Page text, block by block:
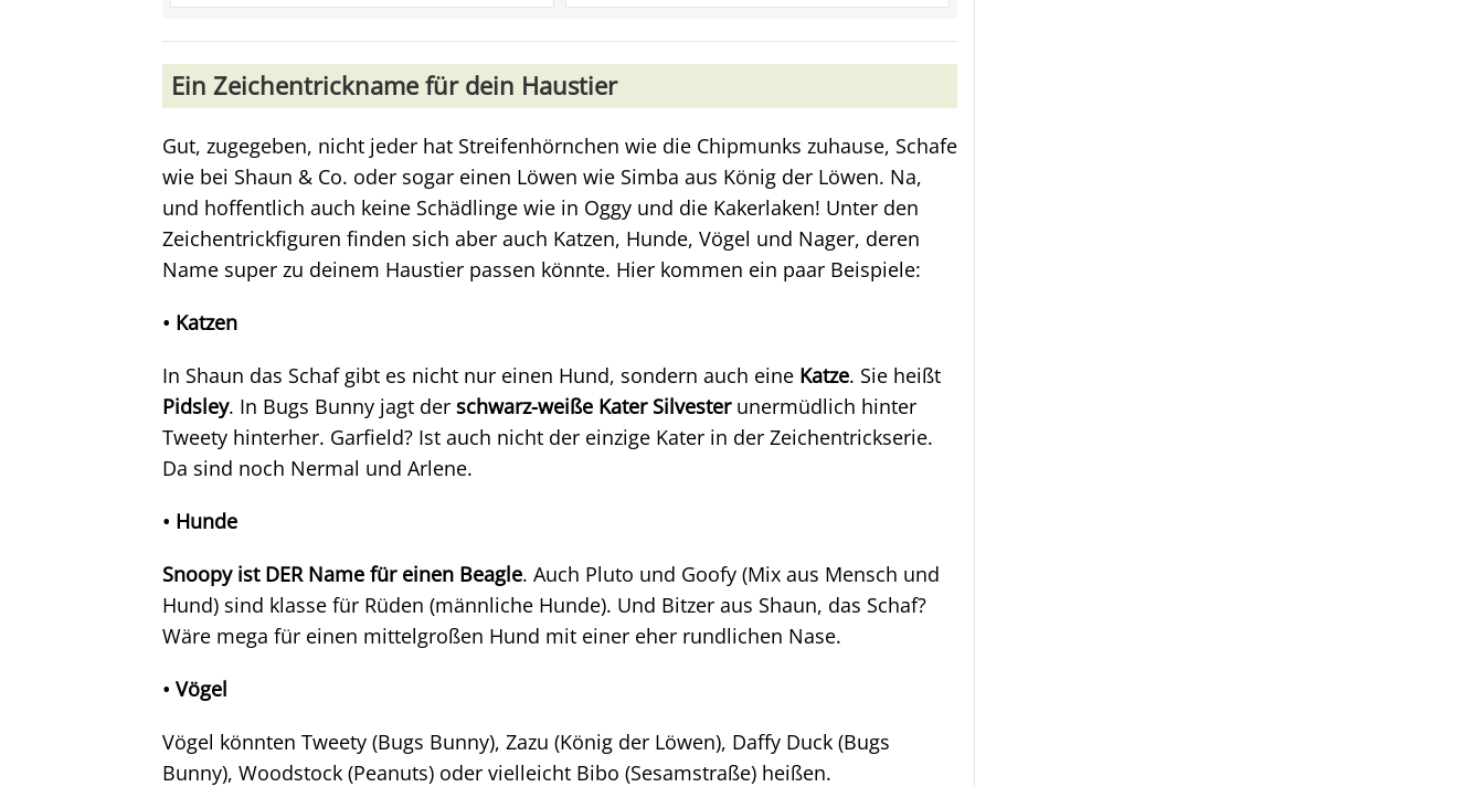
Ein Zeichentrickname für dein Haustier
Gut, zugegeben, nicht jeder hat Streifenhörnchen wie die Chipmunks zuhause, Schafe
wie bei Shaun & Co. oder sogar einen Löwen wie Simba aus König der Löwen. Na,
und hoffentlich auch keine Schädlinge wie in Oggy und die Kakerlaken! Unter den
Zeichentrickfiguren finden sich aber auch Katzen, Hunde, Vögel und Nager, deren
Name super zu deinem Haustier passen könnte. Hier kommen ein paar Beispiele:
• Katzen
In Shaun das Schaf gibt es nicht nur einen Hund, sondern auch eine Katze. Sie heißt
Pidsley. In Bugs Bunny jagt der schwarz-weiße Kater Silvesterunermüdlich hinter
Tweety hinterher. Garfield? Ist auch nicht der einzige Kater in der Zeichentrickserie.
Da sind noch Nermal und Arlene.
• Hunde
Snoopy ist DER Name für einen Beagle. Auch Pluto und Goofy (Mix aus Mensch und
Hund) sind klasse für Rüden (männliche Hunde). Und Bitzer aus Shaun, das Schaf?
Wäre mega für einen mittelgroßen Hund mit einer eher rundlichen Nase.
• Vögel
Vögel könnten Tweety (Bugs Bunny), Zazu (König der Löwen), Daffy Duck (Bugs
Bunny), Woodstock (Peanuts) oder vielleicht Bibo (Sesamstraße) heißen.